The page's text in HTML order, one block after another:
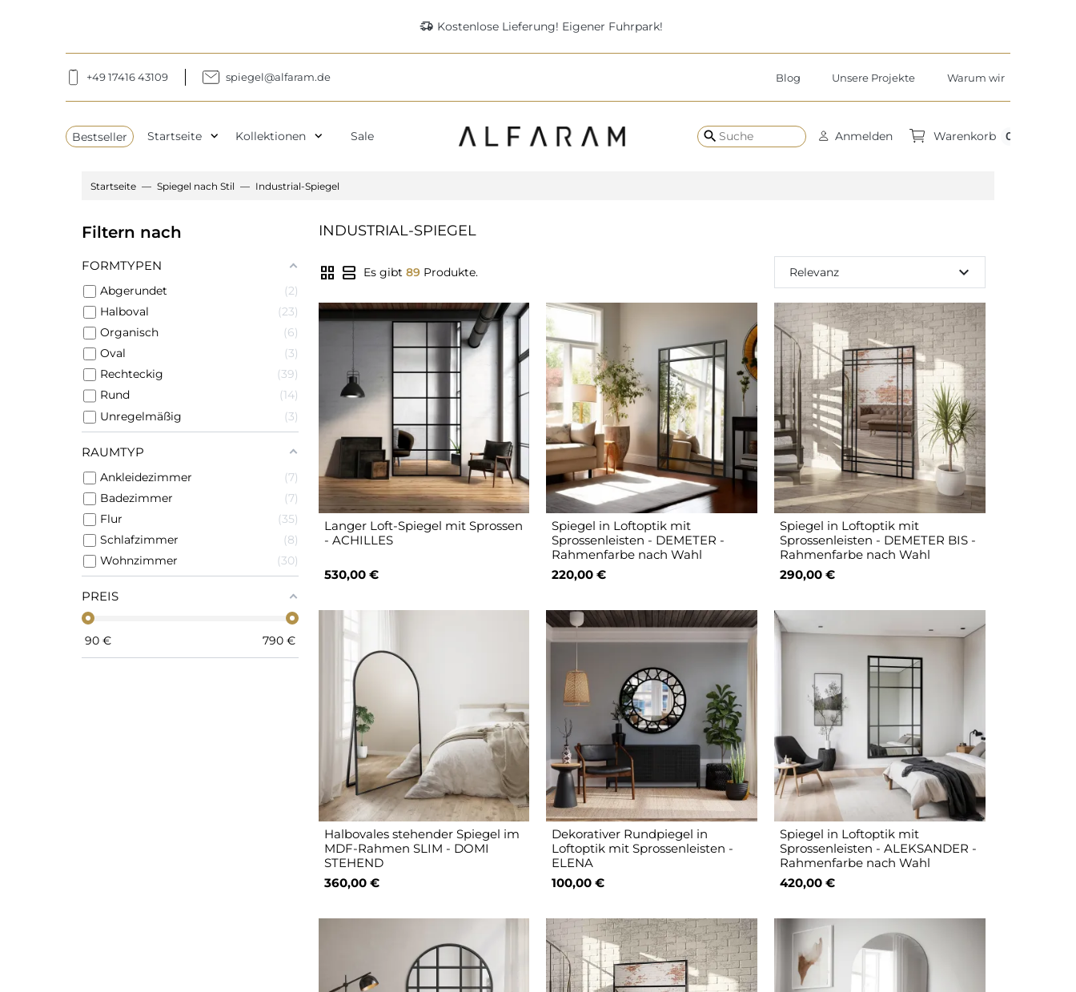
delivery_truck_speed Kostenlose Lieferung! Eigener Fuhrpark!
+49 17416 43109 spiegel@alfaram.de Blog Unsere Projekte Warum wir
Bestseller Startseite expand_more Kollektionen expand_more Sale search Anmelden Warenkorb 0
Startseite Spiegel nach Stil Industrial-Spiegel
Filtern nach
FORMTYPEN
Abgerundet
2
Halboval
23
Organisch
6
Oval
3
Rechteckig
39
Rund
14
Unregelmäßig
3
RAUMTYP
Ankleidezimmer
7
Badezimmer
7
Flur
35
Schlafzimmer
8
Wohnzimmer
30
PREIS
90 € 790 €
INDUSTRIAL-SPIEGEL
grid_view view_agenda Es gibt 89Produkte. Relevanz expand_more
Langer Loft-Spiegel mit Sprossen
- ACHILLES
530,00 €
Spiegel in Loftoptik mit
Sprossenleisten - DEMETER -
Rahmenfarbe nach Wahl
220,00 €
Spiegel in Loftoptik mit
Sprossenleisten - DEMETER BIS -
Rahmenfarbe nach Wahl
290,00 €
Halbovales stehender Spiegel im
MDF-Rahmen SLIM - DOMI
STEHEND
360,00 €
Dekorativer Rundpiegel in
Loftoptik mit Sprossenleisten -
ELENA
100,00 €
Spiegel in Loftoptik mit
Sprossenleisten - ALEKSANDER -
Rahmenfarbe nach Wahl
420,00 €